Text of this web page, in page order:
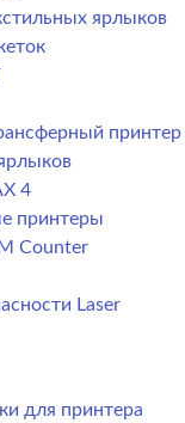
ярлыков
принтер
4
принтеры
Counter
Laser
для принтера